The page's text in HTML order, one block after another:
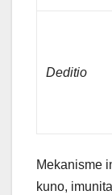
Deditio
Mekanisme
kuno,